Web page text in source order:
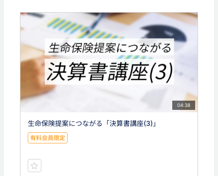
04:38
生命保険提案につながる「決算書講座(3)」
有料会員限定